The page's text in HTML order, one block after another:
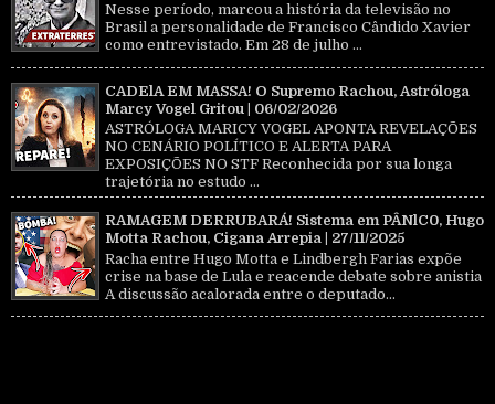
Nesse período, marcou a história da televisão no
Brasil a personalidade de Francisco Cândido Xavier
como entrevistado. Em 28 de julho ...
CADElA EM MASSA! O Supremo Rachou, Astróloga
Marcy Vogel Gritou | 06/02/2026
ASTRÓLOGA MARICY VOGEL APONTA REVELAÇÕES
NO CENÁRIO POLÍTICO E ALERTA PARA
EXPOSIÇÕES NO STF Reconhecida por sua longa
trajetória no estudo ...
RAMAGEM DERRUBARÁ! Sistema em PÂNlC0, Hugo
Motta Rachou, Cigana Arrepia | 27/11/2025
Racha entre Hugo Motta e Lindbergh Farias expõe
crise na base de Lula e reacende debate sobre anistia
A discussão acalorada entre o deputado...